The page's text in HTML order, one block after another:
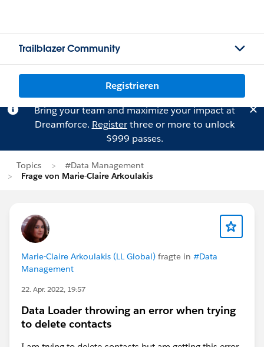
Trailblazer Community
Registrieren
Bring your team and maximize your impact at
Dreamforce. Registerthree or more to unlock
$999 passes.
Topics
#Data Management
Frage von Marie-Claire Arkoulakis
Marie-Claire Arkoulakis (LL Global) fragte in #Data
Management
22. Apr. 2022, 19:57
Data Loader throwing an error when trying
to delete contacts